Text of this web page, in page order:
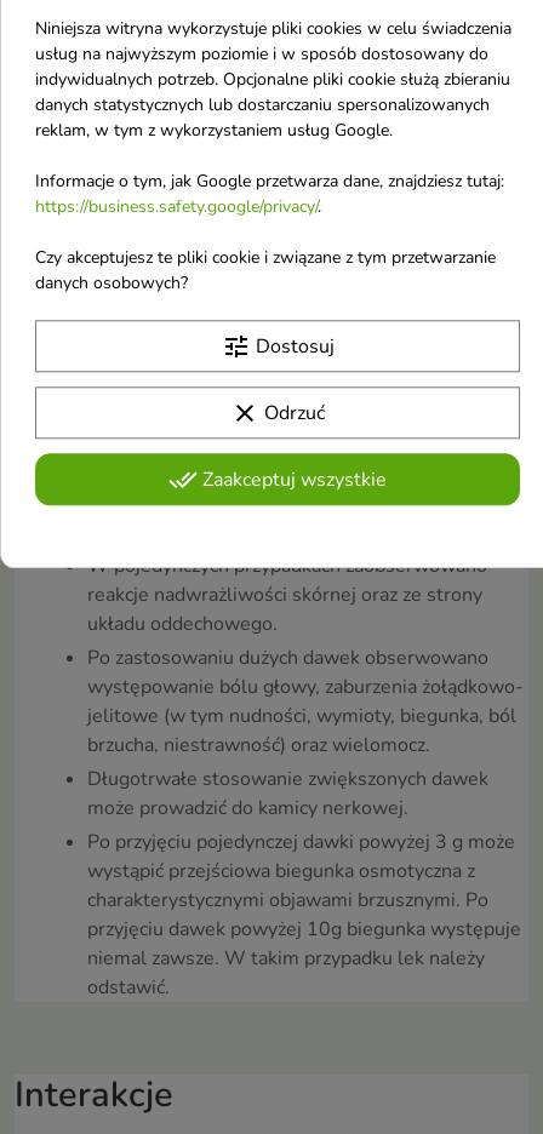
Przechowywanie
niewidocznym i niedostępnym dla małych dzieci, w
temperaturze poniżej 25°C.
tym czasie pozostałość należy wyrzucić.
zamieszczonego na opakowaniu.
Działania niepożądane
Cebion jak każdy inny lek może powodować działania
W pojedynczych przypadkach zaobserwowano
reakcje nadwrażliwości skórnej oraz ze strony
układu oddechowego.
Po zastosowaniu dużych dawek obserwowano
występowanie bólu głowy, zaburzenia żołądkowo-
jelitowe (w tym nudności, wymioty, biegunka, ból
brzucha, niestrawność) oraz wielomocz.
Długotrwałe stosowanie zwiększonych dawek
może prowadzić do kamicy nerkowej.
Po przyjęciu pojedynczej dawki powyżej 3 g może
wystąpić przejściowa biegunka osmotyczna z
charakterystycznymi objawami brzusznymi. Po
przyjęciu dawek powyżej 10g biegunka występuje
niemal zawsze. W takim przypadku lek należy
odstawić.
Interakcje
Niniejsza witryna wykorzystuje pliki cookies w celu świadczenia
usług na najwyższym poziomie i w sposób dostosowany do
indywidualnych potrzeb. Opcjonalne pliki cookie służą zbieraniu
danych statystycznych lub dostarczaniu spersonalizowanych
reklam, w tym z wykorzystaniem usług Google.
Informacje o tym, jak Google przetwarza dane, znajdziesz tutaj:
https://business.safety.google/privacy/.
Czy akceptujesz te pliki cookie i związane z tym przetwarzanie
danych osobowych?
tune Dostosuj
clear Odrzuć
done_allZaakceptuj wszystkie